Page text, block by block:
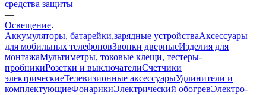
средства защиты
—
Освещение
Аккумуляторы, батарейки,зарядные устройстваАксессуары
для мобильных телефоновЗвонки дверныеИзделия для
монтажаМультиметры, токовые клещи, тестеры-
пробникиРозетки и выключателиСчетчики
электрическиеТелевизионные аксессуарыУдлинители и
комплектующиеФонарикиЭлектрический обогревЭлектро-